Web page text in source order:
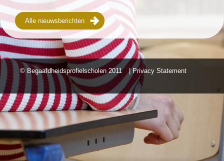
Alle nieuwsberichten
© Begaafdheidsprofielscholen2011 | Privacy Statement